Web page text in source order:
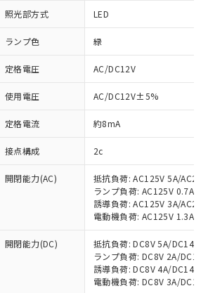
照光部方式 LED
ランプ色 緑
定格電圧 AC/DC12V
使用電圧 AC/DC12V±5%
定格電流 約8mA
接点構成 2c
開閉能力(AC)
抵抗負荷: AC125V 5A/
ランプ負荷: AC125V 0.7A/
誘導負荷: AC125V 3A/
電動機負荷: AC125V 1.3A/
開閉能力(DC)
抵抗負荷: DC8V 5A/DC14V
ランプ負荷: DC8V 2A/
誘導負荷: DC8V 4A/DC14V
電動機負荷: DC8V 3A/